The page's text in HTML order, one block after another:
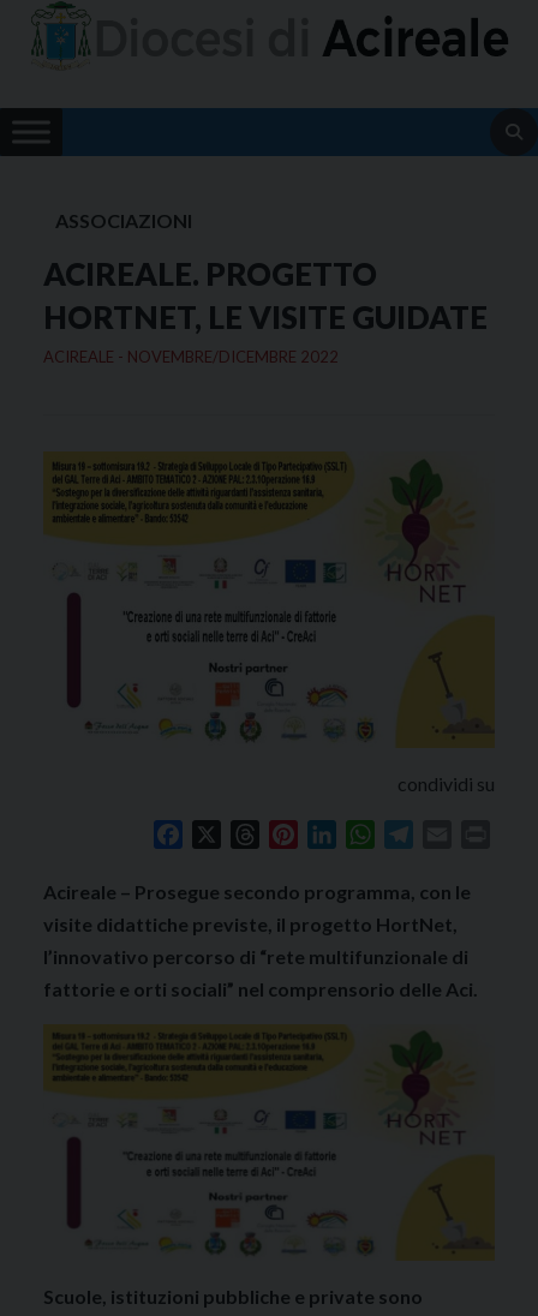
Skip
ASSOCIAZIONI
ACIREALE. PROGETTO
HORTNET, LE VISITE GUIDATE
ACIREALE - NOVEMBRE/DICEMBRE 2022
condividi su
Facebook ThreadsPinterestLinkedInWhatsApp
Acireale – Prosegue secondo programma, con le
visite didattiche previste, il progetto HortNet,
l’innovativo percorso di “rete multifunzionale di
fattorie e orti sociali” nel comprensorio delle Aci.
Scuole, istituzioni pubbliche e private sono